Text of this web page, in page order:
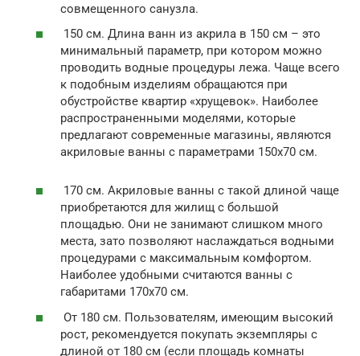
совмещенного санузла.
150 см. Длина ванн из акрила в 150 см – это
минимальный параметр, при котором можно
проводить водные процедуры лежа. Чаще всего
к подобным изделиям обращаются при
обустройстве квартир «хрущевок». Наиболее
распространенными моделями, которые
предлагают современные магазины, являются
акриловые ванны с параметрами 150х70 см.
170 см. Акриловые ванны с такой длиной чаще
приобретаются для жилищ с большой
площадью. Они не занимают слишком много
места, зато позволяют наслаждаться водными
процедурами с максимальным комфортом.
Наиболее удобными считаются ванны с
габаритами 170х70 см.
От 180 см. Пользователям, имеющим высокий
рост, рекомендуется покупать экземпляры с
длиной от 180 см (если площадь комнаты